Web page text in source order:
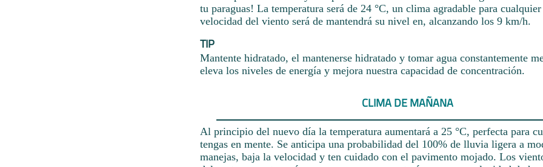
tu paraguas! La temperatura será de 24 °C, un clima agradable para
velocidad del viento será de mantendrá su nivel en, alcanzando los 9 km/h.
TIP
Mantente hidratado, el mantenerse hidratado y tomar agua constantemente
eleva los niveles de energía y mejora nuestra capacidad de concentración.
CLIMA DE MAÑANA
Al principio del nuevo día la temperatura aumentará a 25 °C, perfecta para
tengas en mente. Se anticipa una probabilidad del 100% de lluvia ligera a
manejas, baja la velocidad y ten cuidado con el pavimento mojado. Los